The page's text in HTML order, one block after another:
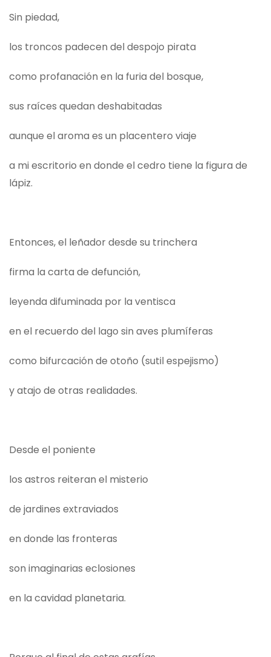
Sin piedad,
los troncos padecen del despojo pirata
como profanación en la furia del bosque,
sus raíces quedan deshabitadas
aunque el aroma es un placentero viaje
a mi escritorio en donde el cedro tiene la figura de
lápiz.
Entonces, el leñador desde su trinchera
firma la carta de defunción,
leyenda difuminada por la ventisca
en el recuerdo del lago sin aves plumíferas
como bifurcación de otoño (sutil espejismo)
y atajo de otras realidades.
Desde el poniente
los astros reiteran el misterio
de jardines extraviados
en donde las fronteras
son imaginarias eclosiones
en la cavidad planetaria.